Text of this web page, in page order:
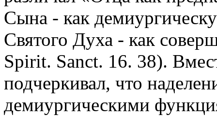
Сына - как
Святого Духа - как
Spirit. Sanct. 16. 38).
подчеркивал, что
демиургическими